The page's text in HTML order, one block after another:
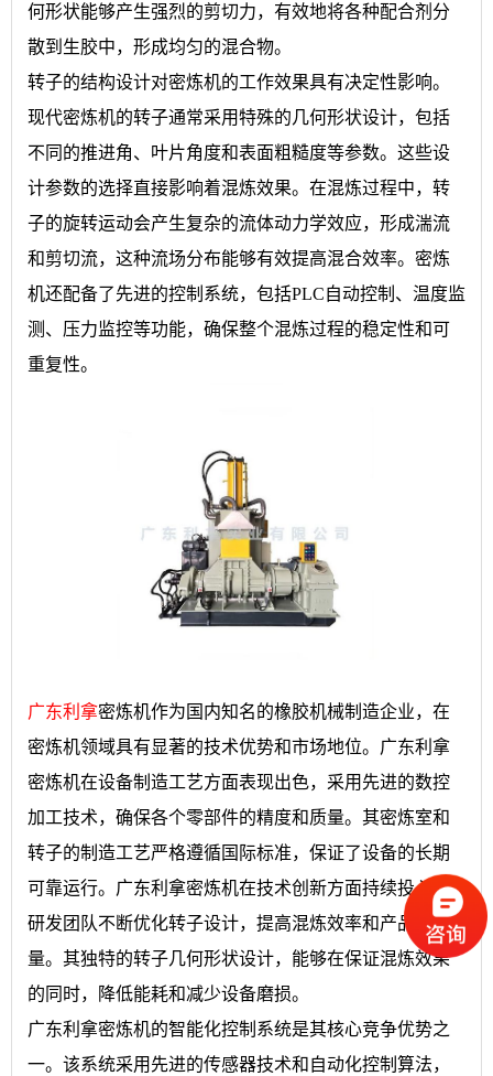
何形状能够产生强烈的剪切力，有效地将各种配合剂分
散到生胶中，形成均匀的混合物。
转子的结构设计对密炼机的工作效果具有决定性影响。
现代密炼机的转子通常采用特殊的几何形状设计，包括
不同的推进角、叶片角度和表面粗糙度等参数。这些设
计参数的选择直接影响着混炼效果。在混炼过程中，转
子的旋转运动会产生复杂的流体动力学效应，形成湍流
和剪切流，这种流场分布能够有效提高混合效率。密炼
机还配备了先进的控制系统，包括PLC自动控制、温度监
测、压力监控等功能，确保整个混炼过程的稳定性和可
重复性。
广东利拿密炼机作为国内知名的橡胶机械制造企业，在
密炼机领域具有显著的技术优势和市场地位。广东利拿
密炼机在设备制造工艺方面表现出色，采用先进的数控
加工技术，确保各个零部件的精度和质量。其密炼室和
转子的制造工艺严格遵循国际标准，保证了设备的长期
可靠运行。广东利拿密炼机在技术创新方面持续投入，
研发团队不断优化转子设计，提高混炼效率和产品质
量。其独特的转子几何形状设计，能够在保证混炼效果
的同时，降低能耗和减少设备磨损。
广东利拿密炼机的智能化控制系统是其核心竞争优势之
一。该系统采用先进的传感器技术和自动化控制算法，